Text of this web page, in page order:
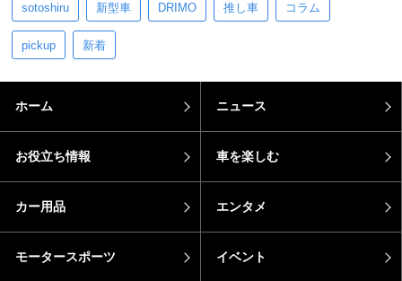
sotoshiru 新型車 DRIMO 推し車 コラム
pickup 新着
ホーム ニュース
お役立ち情報 車を楽しむ
カー用品 エンタメ
モータースポーツ イベント